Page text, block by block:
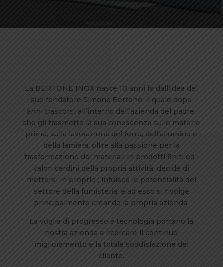
La BERTONE INOX nasce 10 anni fa dall’idea del
suo fondatore Simone Bertone, il quale dopo
anni trascorsi all’interno dell’azienda del padre,
che gli trasmette la sua conoscenza sulle materie
prime, sulla lavorazione del ferro, dell’allumino e
della lamiera, oltre alla passione per la
trasformazione dei materiali in prodotti finiti ed i
valori cardini della propria attività, decide di
mettersi in proprio ; intuisce le potenzialità del
settore della fumisteria, e ad esso si rivolge
principalmente creando la propria azienda.
La voglia di progresso e tecnologia portano la
nostra azienda a ricercare il continuo
miglioramento e la totale soddisfazione del
cliente.